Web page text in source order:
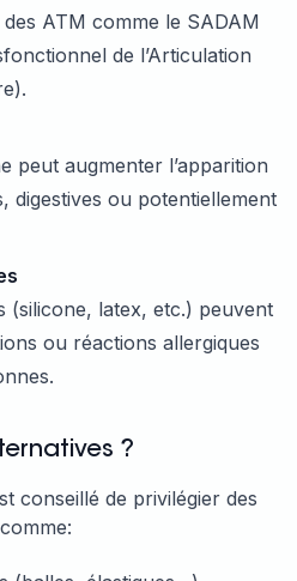
ATM comme le SADAM
de l’Articulation
peut augmenter l’apparition
digestives ou potentiellement
(silicone, latex, etc.) peuvent
ou réactions allergiques
?
conseillé de privilégier des